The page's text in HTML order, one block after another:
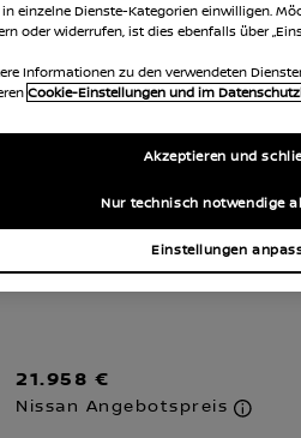
1.0 DIG-T 6MT 4x2, 84 kW (114
21.958 €
Nissan Angebotspreis
einzelne Dienste-Kategorien einwilligen.
oder widerrufen, ist dies ebenfalls über
Informationen zu den verwendeten
Cookie-Einstellungen und im
Einstellungen
Nur technisch notwendige
Akzeptieren und